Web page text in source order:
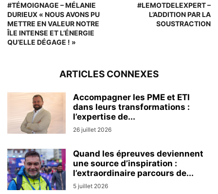
#TÉMOIGNAGE – MÉLANIE
DURIEUX « NOUS AVONS PU
METTRE EN VALEUR NOTRE
ÎLE INTENSE ET L’ÉNERGIE
QU’ELLE DÉGAGE ! »
#LEMOTDELEXPERT –
L’ADDITION PAR LA
SOUSTRACTION
ARTICLES CONNEXES
Accompagner les PME et ETI
dans leurs transformations :
l’expertise de...
26 juillet 2026
Quand les épreuves deviennent
une source d’inspiration :
l’extraordinaire parcours de...
5 juillet 2026